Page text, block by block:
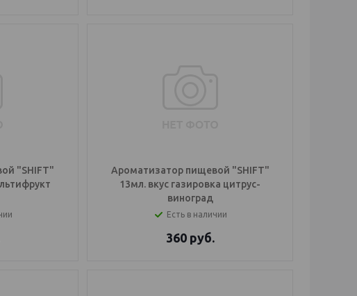
"SHIFT"
Ароматизатор пищевой "SHIFT"
13мл. вкус газировка цитрус-
виноград
Есть в наличии
360руб.